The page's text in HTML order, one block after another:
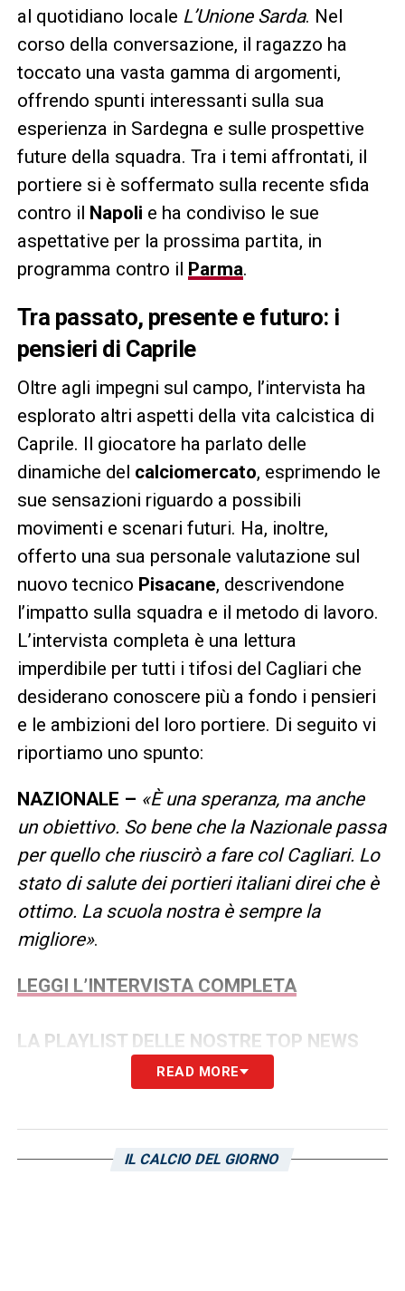
al quotidiano locale L’Unione Sarda. Nel
corso della conversazione, il ragazzo ha
toccato una vasta gamma di argomenti,
offrendo spunti interessanti sulla sua
esperienza in Sardegna e sulle prospettive
future della squadra. Tra i temi affrontati, il
portiere si è soffermato sulla recente sfida
contro il Napoli e ha condiviso le sue
aspettative per la prossima partita, in
programma contro il Parma.
Tra passato, presente e futuro: i
pensieri di Caprile
Oltre agli impegni sul campo, l’intervista ha
esplorato altri aspetti della vita calcistica di
Caprile. Il giocatore ha parlato delle
dinamiche del calciomercato, esprimendo le
sue sensazioni riguardo a possibili
movimenti e scenari futuri. Ha, inoltre,
offerto una sua personale valutazione sul
nuovo tecnico Pisacane, descrivendone
l’impatto sulla squadra e il metodo di lavoro.
L’intervista completa è una lettura
imperdibile per tutti i tifosi del Cagliari che
desiderano conoscere più a fondo i pensieri
e le ambizioni del loro portiere. Di seguito vi
riportiamo uno spunto:
NAZIONALE – «È una speranza, ma anche
un obiettivo. So bene che la Nazionale passa
per quello che riuscirò a fare col Cagliari. Lo
stato di salute dei portieri italiani direi che è
ottimo. La scuola nostra è sempre la
migliore».
LEGGI L’INTERVISTA COMPLETA
LA PLAYLIST DELLE NOSTRE TOP NEWS
READ MORE
IL CALCIO DEL GIORNO